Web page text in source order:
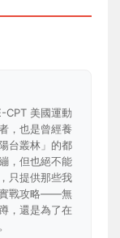
CPT 美國運動
，也是曾經養
台叢林」的都
，但也絕不能
只提供那些我
實戰攻略——無
，還是為了在